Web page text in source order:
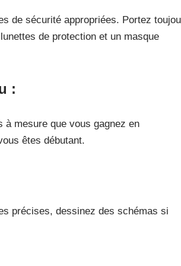
de protection et un masque
:
mesure que vous gagnez en